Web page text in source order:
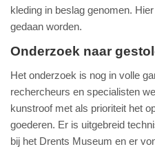
kleding in beslag genomen.
gedaan worden.
Onderzoek naar
Het onderzoek is nog in volle
rechercheurs en specialisten
kunstroof met als prioriteit het
goederen. Er is uitgebreid
bij het Drents Museum en er